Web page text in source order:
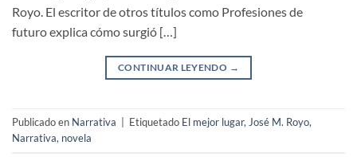
Royo. El escritor de otros títulos como Profesiones de
futuro explica cómo surgió […]
CONTINUAR LEYENDO →
Publicado en Narrativa Etiquetado El mejor lugar, José M. Royo,
Narrativa, novela